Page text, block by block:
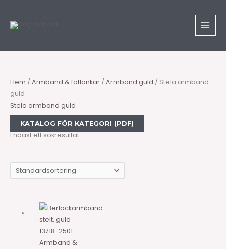
innehåll
Hem / Armband & fotlänkar / Armband guld / Stela armband
guld
Stela armband guld
KATALOG FÖR KATEGORI (PDF)
Endast ett sökresultat
13718-2501
Armband &